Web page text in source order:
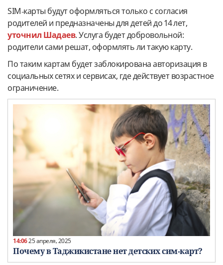
SIM‑карты будут оформляться только с согласия
родителей и предназначены для детей до 14 лет,
уточнил Шадаев. Услуга будет добровольной:
родители сами решат, оформлять ли такую карту.
По таким картам будет заблокирована авторизация в
социальных сетях и сервисах, где действует возрастное
ограничение.
14:0625 апреля, 2025
Почему в Таджикистане нет детских сим-карт?